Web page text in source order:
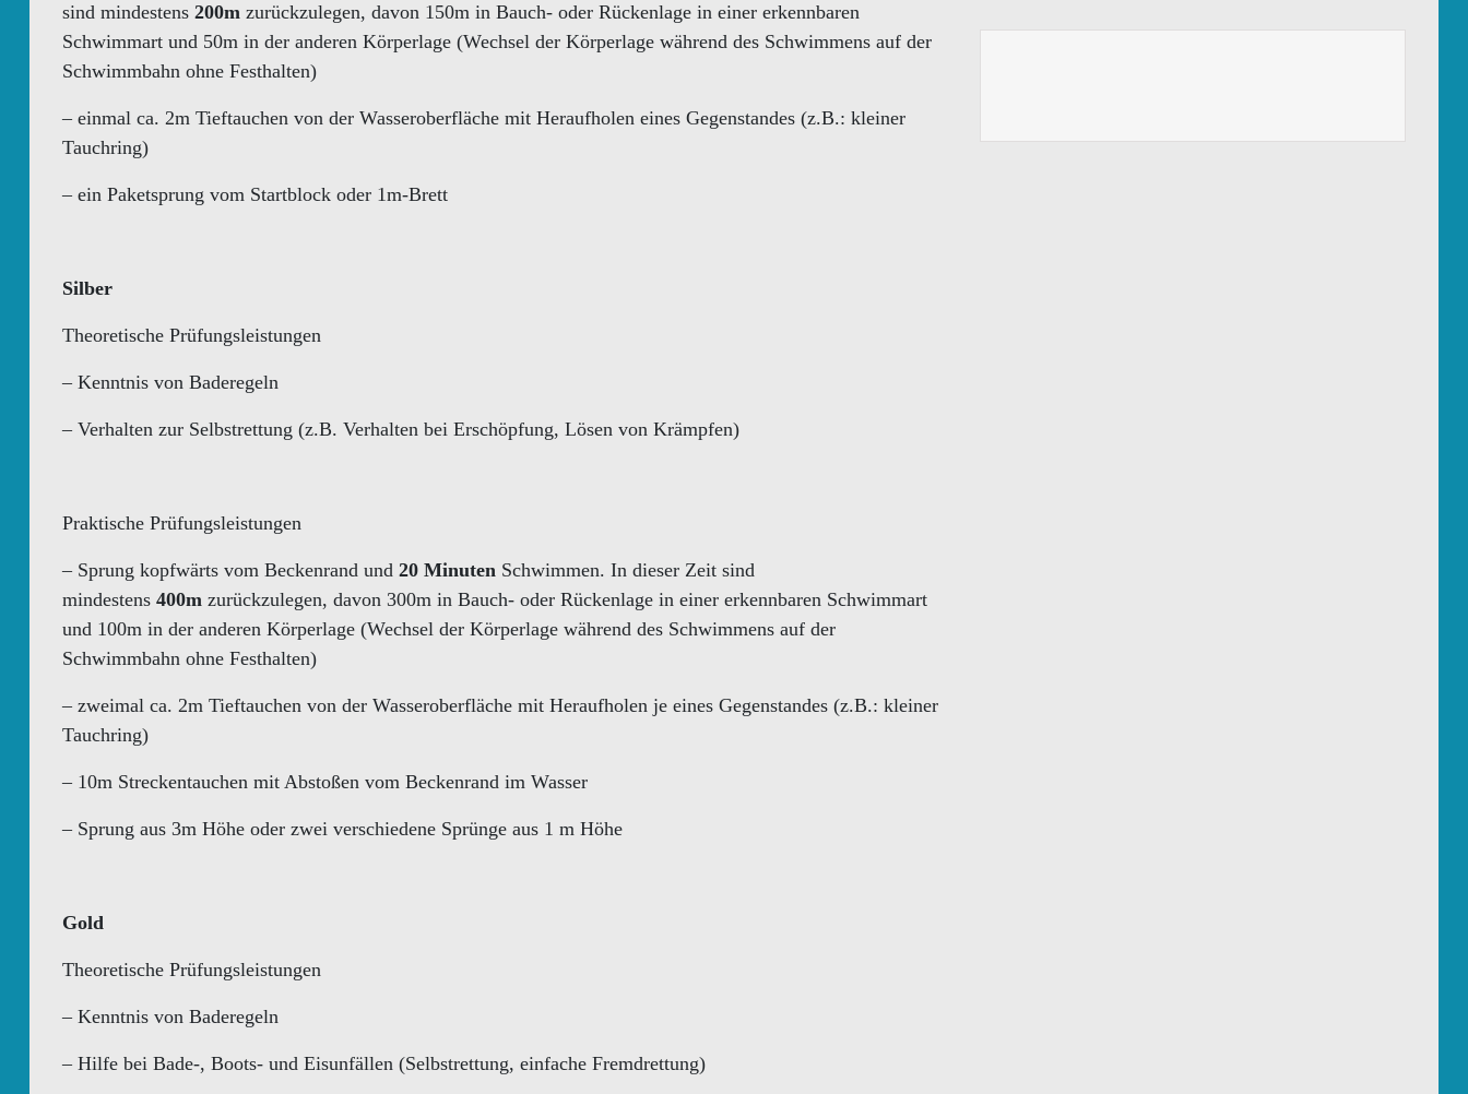
sind mindestens 200m zurückzulegen, davon 150m in Bauch- oder Rückenlage in einer erkennbaren
Schwimmart und 50m in der anderen Körperlage (Wechsel der Körperlage während des Schwimmens auf der
Schwimmbahn ohne Festhalten)
– einmal ca. 2m Tieftauchen von der Wasseroberfläche mit Heraufholen eines Gegenstandes (z.B.: kleiner
Tauchring)
– ein Paketsprung vom Startblock oder 1m-Brett
Silber
Theoretische Prüfungsleistungen
– Kenntnis von Baderegeln
– Verhalten zur Selbstrettung (z.B. Verhalten bei Erschöpfung, Lösen von Krämpfen)
Praktische Prüfungsleistungen
– Sprung kopfwärts vom Beckenrand und 20 Minuten Schwimmen. In dieser Zeit sind
mindestens 400m zurückzulegen, davon 300m in Bauch- oder Rückenlage in einer erkennbaren Schwimmart
und 100m in der anderen Körperlage (Wechsel der Körperlage während des Schwimmens auf der
Schwimmbahn ohne Festhalten)
– zweimal ca. 2m Tieftauchen von der Wasseroberfläche mit Heraufholen je eines Gegenstandes (z.B.: kleiner
Tauchring)
– 10m Streckentauchen mit Abstoßen vom Beckenrand im Wasser
– Sprung aus 3m Höhe oder zwei verschiedene Sprünge aus 1 m Höhe
Gold
Theoretische Prüfungsleistungen
– Kenntnis von Baderegeln
– Hilfe bei Bade-, Boots- und Eisunfällen (Selbstrettung, einfache Fremdrettung)